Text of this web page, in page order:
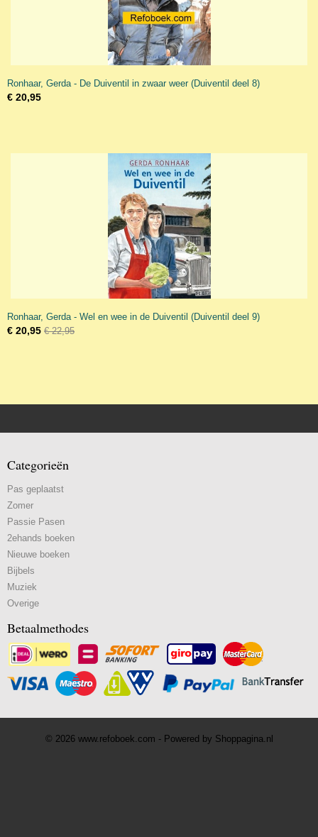
Ronhaar, Gerda - De Duiventil in zwaar weer (Duiventil deel 8)
€ 20,95
Ronhaar, Gerda - Wel en wee in de Duiventil (Duiventil deel 9)
€ 20,95 € 22,95
Categorieën
Pas geplaatst
Zomer
Passie Pasen
2ehands boeken
Nieuwe boeken
Bijbels
Muziek
Overige
Betaalmethodes
© 2026 www.refoboek.com - Powered by Shoppagina.nl